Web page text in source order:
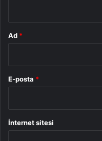
Ad *
E-posta *
İnternet sitesi